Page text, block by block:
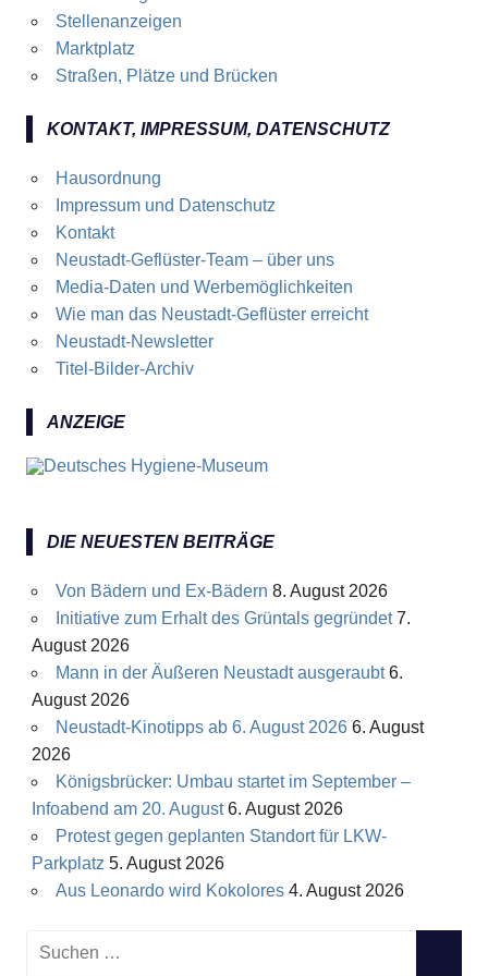
Stellenanzeigen
Marktplatz
Straßen, Plätze und Brücken
KONTAKT, IMPRESSUM, DATENSCHUTZ
Hausordnung
Impressum und Datenschutz
Kontakt
Neustadt-Geflüster-Team – über uns
Media-Daten und Werbemöglichkeiten
Wie man das Neustadt-Geflüster erreicht
Neustadt-Newsletter
Titel-Bilder-Archiv
ANZEIGE
DIE NEUESTEN BEITRÄGE
Von Bädern und Ex-Bädern 8. August 2026
Initiative zum Erhalt des Grüntals gegründet 7.
August 2026
Mann in der Äußeren Neustadt ausgeraubt 6.
August 2026
Neustadt-Kinotipps ab 6. August 2026 6. August
2026
Königsbrücker: Umbau startet im September –
Infoabend am 20. August 6. August 2026
Protest gegen geplanten Standort für LKW-
Parkplatz 5. August 2026
Aus Leonardo wird Kokolores 4. August 2026